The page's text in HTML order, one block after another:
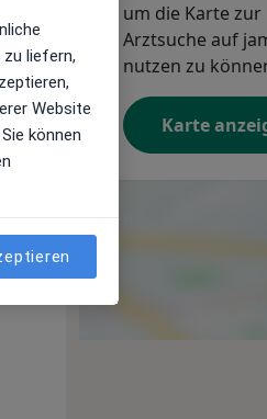
12 Aug
um die Karte zur
Arztsuche auf
nutzen zu
Karte
liefern,
Website
können